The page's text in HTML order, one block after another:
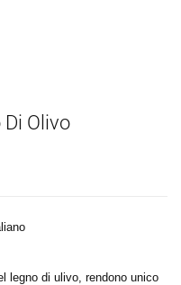
Olivo
legno di ulivo, rendono unico